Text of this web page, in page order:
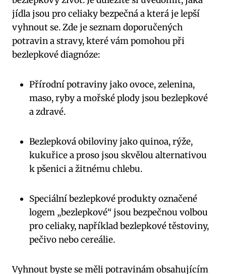
jídla jsou pro‌ celiaky bezpečná a která je​ lepší
vyhnout se. Zde​ je seznam doporučených‍
potravin ⁤a stravy, které vám pomohou při
bezlepkové diagnóze:
Přírodní⁤ potraviny jako ovoce, zelenina,
⁢maso, ryby a mořské​ plody jsou bezlepkové
a zdravé.
Bezlepková ⁣obiloviny jako quinoa,⁢ rýže,
kukuřice a proso jsou skvělou‍ alternativou‍
k pšenici a žitnému ⁤chlebu.
Speciální ​bezlepkové produkty⁢ označené
logem „bezlepkové“ jsou⁣ bezpečnou volbou
pro​ celiaky, například ⁢bezlepkové těstoviny,
pečivo nebo cereálie.
Vyhnout byste se měli potravinám ⁤obsahujícím